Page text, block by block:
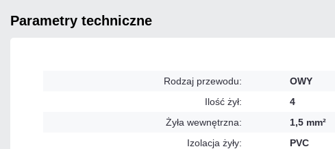
parametry techniczne
Rodzaj przewodu:
OWY
Ilość żył:
4
Żyła wewnętrzna:
1,5 mm²
Izolacja żyły:
PVC